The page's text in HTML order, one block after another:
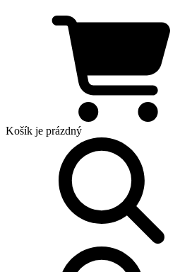
Košík je prázdný